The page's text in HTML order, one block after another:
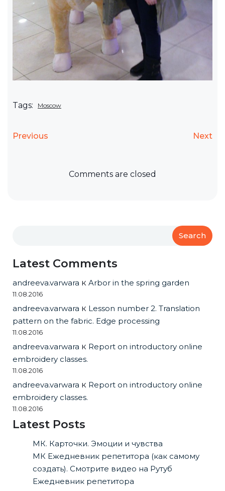
Tags: Moscow
Previous Next
Comments are closed
Search
Latest Comments
andreeva.varwara к Arbor in the spring garden
11.08.2016
andreeva.varwara к Lesson number 2. Translation
pattern on the fabric. Edge processing
11.08.2016
andreeva.varwara к Report on introductory online
embroidery classes.
11.08.2016
andreeva.varwara к Report on introductory online
embroidery classes.
11.08.2016
Latest Posts
МК. Карточки. Эмоции и чувства
МК Ежедневник репетитора (как самому
создать). Смотрите видео на Рутуб
Ежедневник репетитора